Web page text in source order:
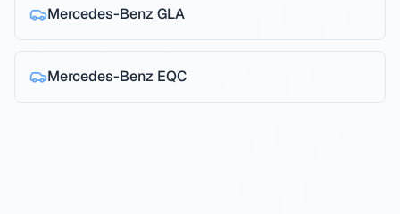
Mercedes-Benz GLA
Mercedes-Benz EQC